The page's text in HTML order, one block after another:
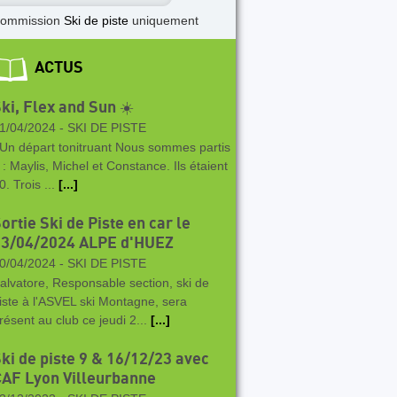
Ski de piste uniquement
ACTUS
Flex and Sun ☀️
04/2024 - SKI DE PISTE
départ tonitruant Nous sommes partis
: Maylis, Michel et Constance. Ils étaient
Trois ... [...]
Ski de Piste en car le
04/2024 ALPE d'HUEZ
04/2024 - SKI DE PISTE
Responsable section, ski de
à l'ASVEL ski Montagne, sera
au club ce jeudi 2... [...]
de piste 9 & 16/12/23 avec
Lyon Villeurbanne